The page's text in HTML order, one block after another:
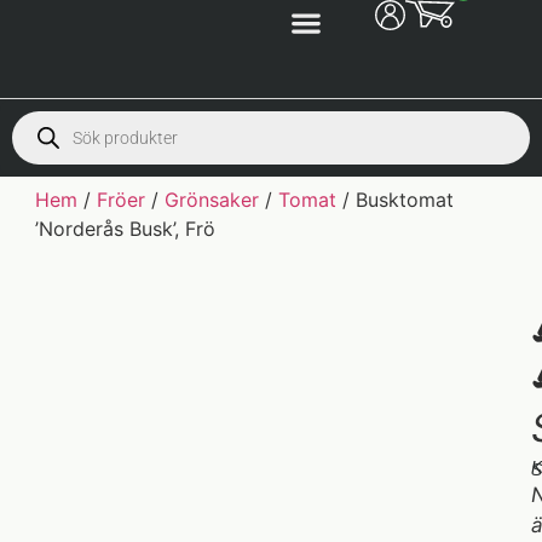
Hem / Fröer / Grönsaker /Tomat / Busktomat
’Norderås Busk’, Frö